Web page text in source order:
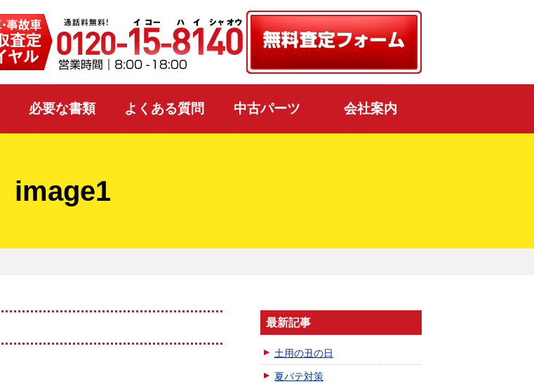
必要な書類 よくある質問 中古パーツ 会社案内
image1
最新記事
土用の丑の日
夏バテ対策